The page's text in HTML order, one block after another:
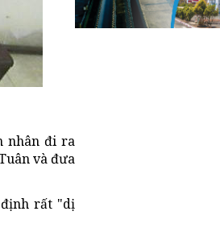
nhân đi ra
và đưa
định rất "dị